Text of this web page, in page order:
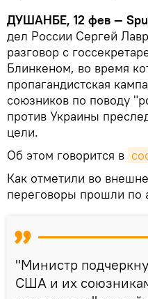
ДУШАНБЕ, 12 фев —
дел России Сергей
разговор с
Блинкеном, во время
пропагандистская
союзников по поводу
против Украины
цели.
Об этом говорится в
Как отметили во
переговоры прошли по
"Министр
США и их